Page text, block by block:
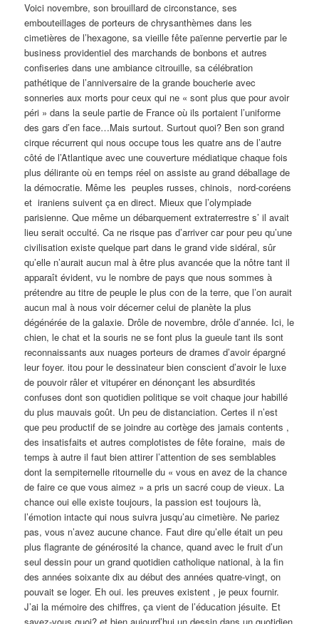
Voici novembre, son brouillard de circonstance, ses
embouteillages de porteurs de chrysanthèmes dans les
cimetières de l’hexagone, sa vieille fête païenne pervertie par le
business providentiel des marchands de bonbons et autres
confiseries dans une ambiance citrouille, sa célébration
pathétique de l’anniversaire de la grande boucherie avec
sonneries aux morts pour ceux qui ne « sont plus que pour avoir
péri » dans la seule partie de France où ils portaient l’uniforme
des gars d’en face…Mais surtout. Surtout quoi? Ben son grand
cirque récurrent qui nous occupe tous les quatre ans de l’autre
côté de l’Atlantique avec une couverture médiatique chaque fois
plus délirante où en temps réel on assiste au grand déballage de
la démocratie. Même les peuples russes, chinois, nord-coréens
et iraniens suivent ça en direct. Mieux que l’olympiade
parisienne. Que même un débarquement extraterrestre s’ il avait
lieu serait occulté. Ca ne risque pas d’arriver car pour peu qu’une
civilisation existe quelque part dans le grand vide sidéral, sûr
qu’elle n’aurait aucun mal à être plus avancée que la nôtre tant il
apparaît évident, vu le nombre de pays que nous sommes à
prétendre au titre de peuple le plus con de la terre, que l’on aurait
aucun mal à nous voir décerner celui de planète la plus
dégénérée de la galaxie. Drôle de novembre, drôle d’année. Ici, le
chien, le chat et la souris ne se font plus la gueule tant ils sont
reconnaissants aux nuages porteurs de drames d’avoir épargné
leur foyer. itou pour le dessinateur bien conscient d’avoir le luxe
de pouvoir râler et vitupérer en dénonçant les absurdités
confuses dont son quotidien politique se voit chaque jour habillé
du plus mauvais goût. Un peu de distanciation. Certes il n’est
que peu productif de se joindre au cortège des jamais contents ,
des insatisfaits et autres complotistes de fête foraine, mais de
temps à autre il faut bien attirer l’attention de ses semblables
dont la sempiternelle ritournelle du « vous en avez de la chance
de faire ce que vous aimez » a pris un sacré coup de vieux. La
chance oui elle existe toujours, la passion est toujours là,
l’émotion intacte qui nous suivra jusqu’au cimetière. Ne pariez
pas, vous n’avez aucune chance. Faut dire qu’elle était un peu
plus flagrante de générosité la chance, quand avec le fruit d’un
seul dessin pour un grand quotidien catholique national, à la fin
des années soixante dix au début des années quatre-vingt, on
pouvait se loger. Eh oui. les preuves existent , je peux fournir.
J’ai la mémoire des chiffres, ça vient de l’éducation jésuite. Et